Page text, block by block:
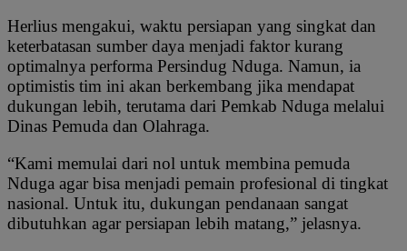
Herlius mengakui, waktu persiapan yang singkat dan
keterbatasan sumber daya menjadi faktor kurang
optimalnya performa Persindug Nduga. Namun, ia
optimistis tim ini akan berkembang jika mendapat
dukungan lebih, terutama dari Pemkab Nduga melalui
Dinas Pemuda dan Olahraga.
“Kami memulai dari nol untuk membina pemuda
Nduga agar bisa menjadi pemain profesional di tingkat
nasional. Untuk itu, dukungan pendanaan sangat
dibutuhkan agar persiapan lebih matang,” jelasnya.